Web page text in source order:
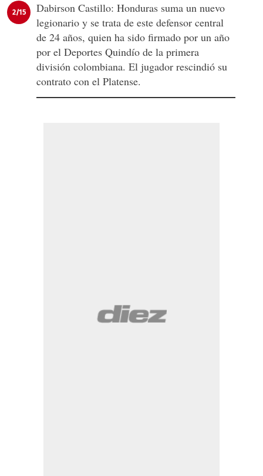
2/15
Dabirson Castillo: Honduras suma un nuevo
legionario y se trata de este defensor central
de 24 años, quien ha sido firmado por un año
por el Deportes Quindío de la primera
división colombiana. El jugador rescindió su
contrato con el Platense.